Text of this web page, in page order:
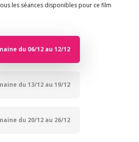
les séances disponibles pour ce film
du 06/12 au 12/12
du 13/12 au 19/12
du 20/12 au 26/12